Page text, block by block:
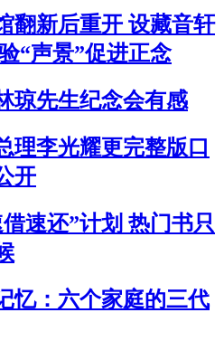
翻新后重开 设藏音轩
“声景”促进正念
琼先生纪念会有感
理李光耀更完整版口
开
速还”计划 热门书只
忆：六个家庭的三代